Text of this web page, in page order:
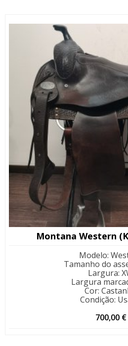
Montana Western
Modelo:
Tamanho do
Largura:
Largura
Cor:
Condição:
700,00 €